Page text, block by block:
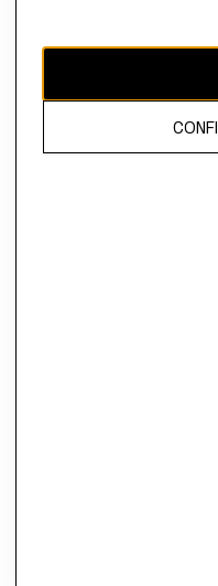
El contenido de esta página
propiedad de H&M Hennes